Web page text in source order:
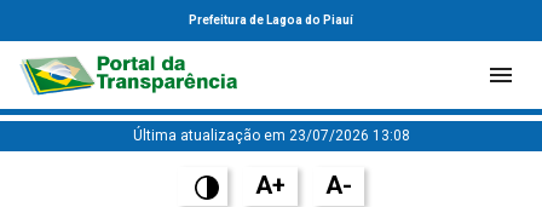
Prefeitura de Lagoa do Piauí
Última atualização em 23/07/2026 13:08
A+ A-